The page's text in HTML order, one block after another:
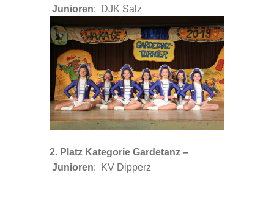
Junioren: DJK Salz
2. Platz Kategorie Gardetanz –
Junioren: KV Dipperz